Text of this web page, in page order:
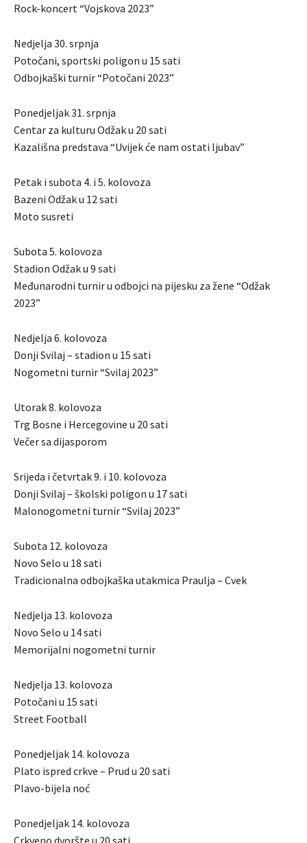
Rock-koncert “Vojskova 2023”
Nedjelja 30. srpnja
Potočani, sportski poligon u 15 sati
Odbojkaški turnir “Potočani 2023”
Ponedjeljak 31. srpnja
Centar za kulturu Odžak u 20 sati
Kazališna predstava “Uvijek će nam ostati ljubav”
Petak i subota 4. i 5. kolovoza
Bazeni Odžak u 12 sati
Moto susreti
Subota 5. kolovoza
Stadion Odžak u 9 sati
Međunarodni turnir u odbojci na pijesku za žene “Odžak
2023”
Nedjelja 6. kolovoza
Donji Svilaj – stadion u 15 sati
Nogometni turnir “Svilaj 2023”
Utorak 8. kolovoza
Trg Bosne i Hercegovine u 20 sati
Večer sa dijasporom
Srijeda i četvrtak 9. i 10. kolovoza
Donji Svilaj – školski poligon u 17 sati
Malonogometni turnir “Svilaj 2023”
Subota 12. kolovoza
Novo Selo u 18 sati
Tradicionalna odbojkaška utakmica Praulja – Cvek
Nedjelja 13. kolovoza
Novo Selo u 14 sati
Memorijalni nogometni turnir
Nedjelja 13. kolovoza
Potočani u 15 sati
Street Football
Ponedjeljak 14. kolovoza
Plato ispred crkve – Prud u 20 sati
Plavo-bijela noć
Ponedjeljak 14. kolovoza
Crkveno dvoršte u 20 sati